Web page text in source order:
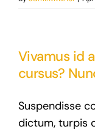
Vivamus id
cursus?
Suspendisse
dictum, turpis